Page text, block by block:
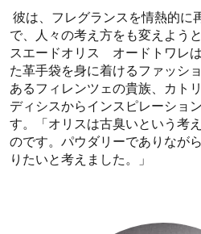
彼は、フレグランスを情熱的に
で、人々の考え方をも変えよう
スエードオリス オードトワレ
た革手袋を身に着けるファッシ
あるフィレンツェの貴族、カト
ディシスからインスピレーショ
す。「オリスは古臭いという考
のです。パウダリーでありなが
りたいと考えました。」